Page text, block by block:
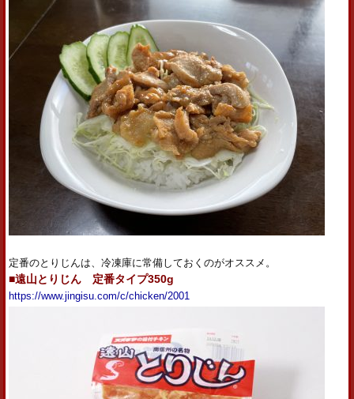
定番のとりじんは、冷凍庫に常備しておくのがオススメ。
■遠山とりじん 定番タイプ350g
https://www.jingisu.com/c/chicken/2001